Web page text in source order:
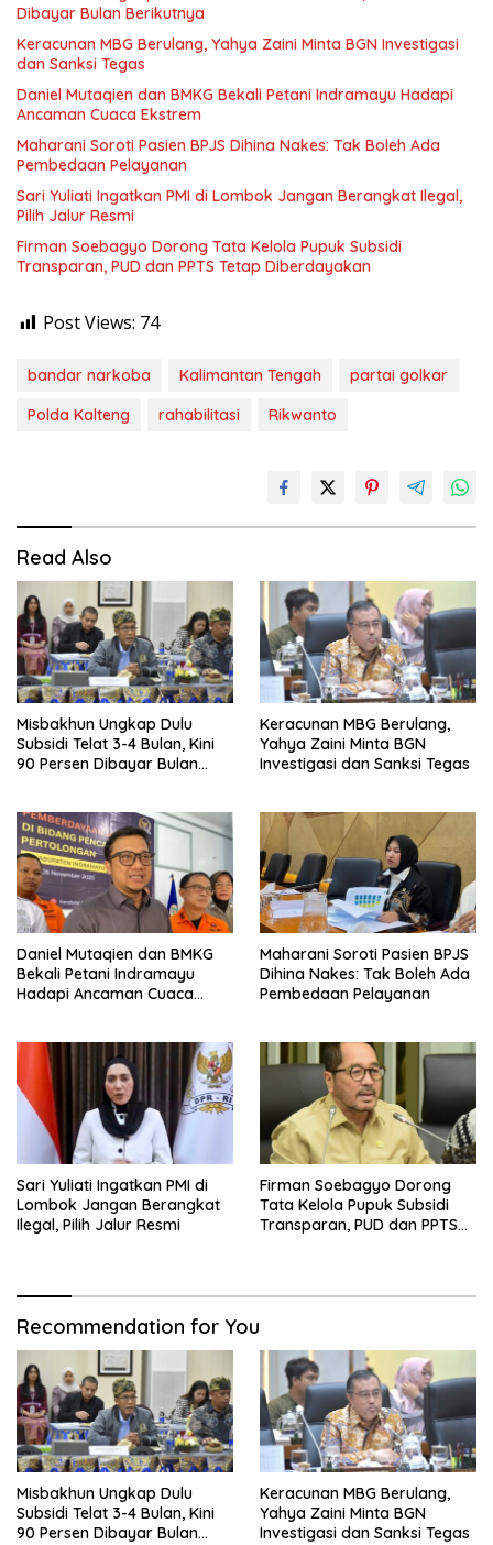
Dibayar Bulan Berikutnya
Keracunan MBG Berulang, Yahya Zaini Minta BGN Investigasi
dan Sanksi Tegas
Daniel Mutaqien dan BMKG Bekali Petani Indramayu Hadapi
Ancaman Cuaca Ekstrem
Maharani Soroti Pasien BPJS Dihina Nakes: Tak Boleh Ada
Pembedaan Pelayanan
Sari Yuliati Ingatkan PMI di Lombok Jangan Berangkat Ilegal,
Pilih Jalur Resmi
Firman Soebagyo Dorong Tata Kelola Pupuk Subsidi
Transparan, PUD dan PPTS Tetap Diberdayakan
Post Views: 74
bandar narkoba Kalimantan Tengah
partai golkar
Polda Kalteng
rahabilitasi Rikwanto
Read Also
Misbakhun Ungkap Dulu
Subsidi Telat 3-4 Bulan, Kini
90 Persen Dibayar Bulan
Keracunan MBG Berulang,
Yahya Zaini Minta BGN
Investigasi dan Sanksi Tegas
Daniel Mutaqien dan BMKG
Bekali Petani Indramayu
Hadapi Ancaman Cuaca
Maharani Soroti Pasien BPJS
Dihina Nakes: Tak Boleh Ada
Pembedaan Pelayanan
Sari Yuliati Ingatkan PMI di
Lombok Jangan Berangkat
Ilegal, Pilih Jalur Resmi
Firman Soebagyo Dorong
Tata Kelola Pupuk Subsidi
Transparan, PUD dan PPTS
Recommendation for You
Misbakhun Ungkap Dulu
Subsidi Telat 3-4 Bulan, Kini
90 Persen Dibayar Bulan
Keracunan MBG Berulang,
Yahya Zaini Minta BGN
Investigasi dan Sanksi Tegas